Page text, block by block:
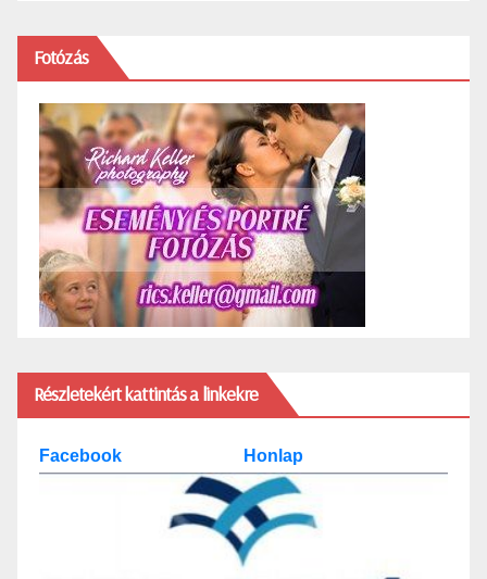
Fotózás
Részletekért kattintás a linkekre
Facebook Honlap